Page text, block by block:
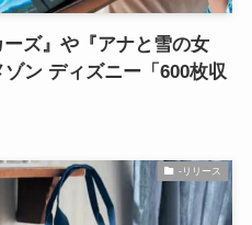
ズ』や『アナと雪の女
ン ディズニー「600枚収
-リリース